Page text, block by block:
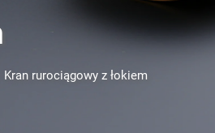
Kran rurociągowy z łokiem